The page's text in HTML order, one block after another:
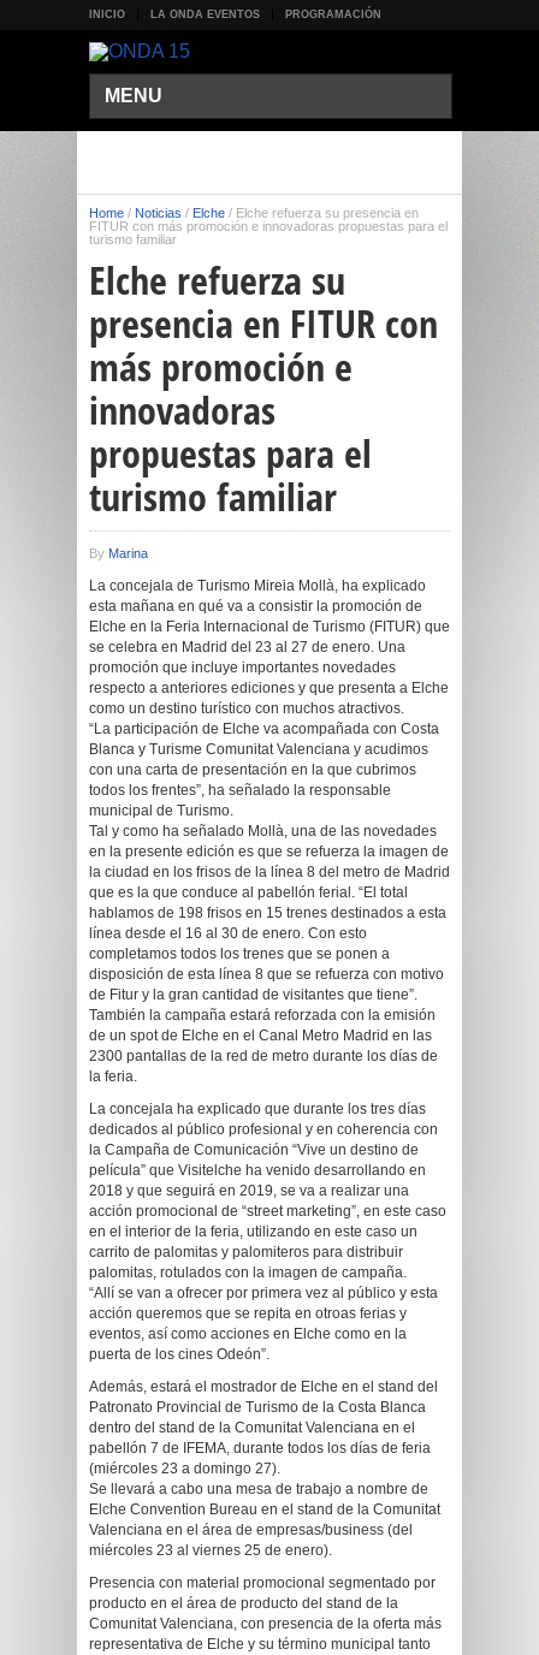
INICIO LA ONDA EVENTOS PROGRAMACIÓN
MENU
Home / Noticias / Elche / Elche refuerza su presencia en
FITUR con más promoción e innovadoras propuestas para el
turismo familiar
Elche refuerza su
presencia en FITUR con
más promoción e
innovadoras
propuestas para el
turismo familiar
By Marina
La concejala de Turismo Mireia Mollà, ha explicado
esta mañana en qué va a consistir la promoción de
Elche en la Feria Internacional de Turismo (FITUR) que
se celebra en Madrid del 23 al 27 de enero. Una
promoción que incluye importantes novedades
respecto a anteriores ediciones y que presenta a Elche
como un destino turístico con muchos atractivos.
“La participación de Elche va acompañada con Costa
Blanca y Turisme Comunitat Valenciana y acudimos
con una carta de presentación en la que cubrimos
todos los frentes”, ha señalado la responsable
municipal de Turismo.
Tal y como ha señalado Mollà, una de las novedades
en la presente edición es que se refuerza la imagen de
la ciudad en los frisos de la línea 8 del metro de Madrid
que es la que conduce al pabellón ferial. “El total
hablamos de 198 frisos en 15 trenes destinados a esta
línea desde el 16 al 30 de enero. Con esto
completamos todos los trenes que se ponen a
disposición de esta línea 8 que se refuerza con motivo
de Fitur y la gran cantidad de visitantes que tiene”.
También la campaña estará reforzada con la emisión
de un spot de Elche en el Canal Metro Madrid en las
2300 pantallas de la red de metro durante los días de
la feria.
La concejala ha explicado que durante los tres días
dedicados al público profesional y en coherencia con
la Campaña de Comunicación “Vive un destino de
película” que Visitelche ha venido desarrollando en
2018 y que seguirá en 2019, se va a realizar una
acción promocional de “street marketing”, en este caso
en el interior de la feria, utilizando en este caso un
carrito de palomitas y palomiteros para distribuir
palomitas, rotulados con la imagen de campaña.
“Allí se van a ofrecer por primera vez al público y esta
acción queremos que se repita en otroas ferias y
eventos, así como acciones en Elche como en la
puerta de los cines Odeón”.
Además, estará el mostrador de Elche en el stand del
Patronato Provincial de Turismo de la Costa Blanca
dentro del stand de la Comunitat Valenciana en el
pabellón 7 de IFEMA, durante todos los días de feria
(miércoles 23 a domingo 27).
Se llevará a cabo una mesa de trabajo a nombre de
Elche Convention Bureau en el stand de la Comunitat
Valenciana en el área de empresas/business (del
miércoles 23 al viernes 25 de enero).
Presencia con material promocional segmentado por
producto en el área de producto del stand de la
Comunitat Valenciana, con presencia de la oferta más
representativa de Elche y su término municipal tanto